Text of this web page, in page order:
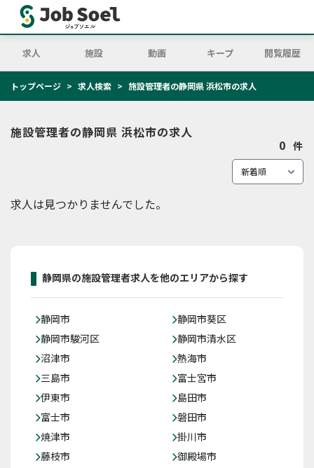
求人 施設 動画 キープ 閲覧履歴
トップページ 求人検索 施設管理者の静岡県 浜松市の求人
施設管理者の静岡県 浜松市の求人
0 件
求人は見つかりませんでした。
静岡県の施設管理者求人を他のエリアから探す
静岡市
静岡市葵区
静岡市駿河区
静岡市清水区
沼津市
熱海市
三島市
富士宮市
伊東市
島田市
富士市
磐田市
焼津市
掛川市
藤枝市
御殿場市